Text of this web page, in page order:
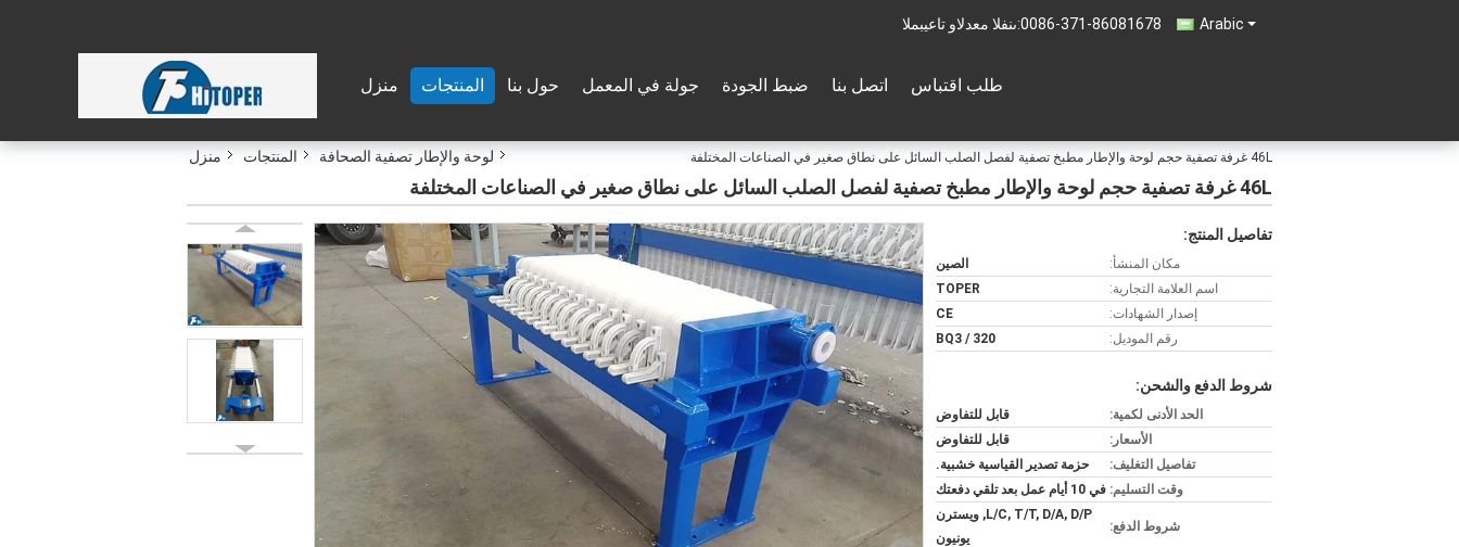
Arabic المبيعات والدعم الفنى:0086-371-86081678
منزل المنتجات حول بنا جولة في المعمل ضبط الجودة اتصل بنا طلب اقتباس
منزل المنتجات لوحة والإطار تصفية الصحافة 46L غرفة تصفية حجم لوحة والإطار مطبخ تصفية لفصل الصلب السائل على نطاق صغير في الصناعات المختلفة
46L غرفة تصفية حجم لوحة والإطار مطبخ تصفية لفصل الصلب السائل على نطاق صغير في الصناعات المختلفة
تفاصيل المنتج:
مكان المنشأ:
الصين
اسم العلامة التجارية:
TOPER
إصدار الشهادات:
CE
رقم الموديل:
BQ3 / 320
شروط الدفع والشحن:
الحد الأدنى لكمية:
قابل للتفاوض
الأسعار:
قابل للتفاوض
تفاصيل التغليف:
حزمة تصدير القياسية خشبية.
وقت التسليم: في 10 أيام عمل بعد تلقي دفعتك
شروط الدفع:
L/C, T/T, D/A, D/P, ويسترن
يونيون